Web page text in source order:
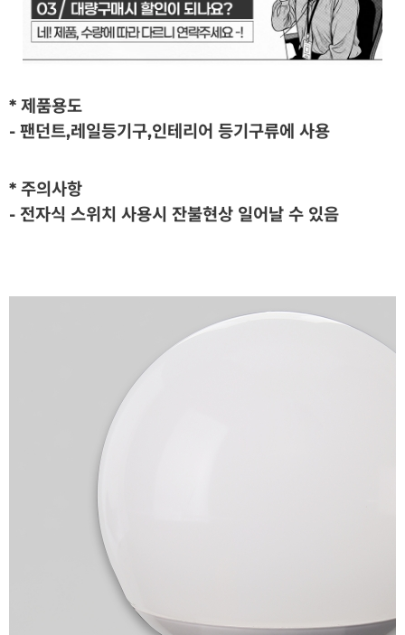
* 제품용도
- 팬던트,레일등기구,인테리어 등기구류에 사용
* 주의사항
- 전자식 스위치 사용시 잔불현상 일어날 수 있음